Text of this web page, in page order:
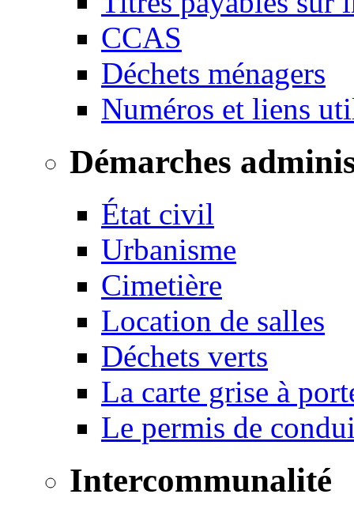
CCAS
Déchets ménagers
Numéros et liens
Démarches
État civil
Urbanisme
Cimetière
Location de salles
Déchets verts
La carte grise à
Le permis de
Intercommunalité